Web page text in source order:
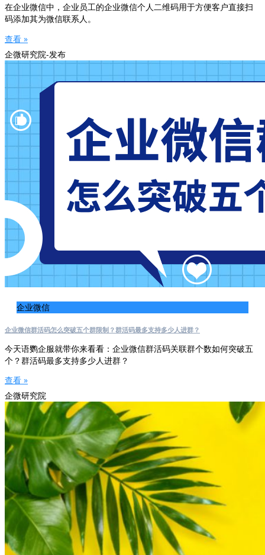
在企业微信中，企业员工的企业微信个人二维码用于方便客户直接扫
码添加其为微信联系人。
查看 »
企微研究院-发布
企业微信
企业微信群活码怎么突破五个群限制？群活码最多支持多少人进群？
今天语鹦企服就带你来看看：企业微信群活码关联群个数如何突破五
个？群活码最多支持多少人进群？
查看 »
企微研究院